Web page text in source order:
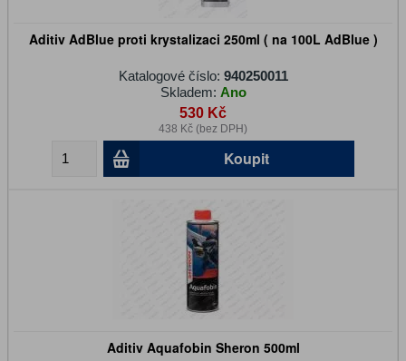
Aditiv AdBlue proti krystalizaci 250ml ( na 100L AdBlue )
Katalogové číslo: 940250011
Skladem: Ano
530 Kč
438 Kč (bez DPH)
Koupit
Aditiv Aquafobin Sheron 500ml